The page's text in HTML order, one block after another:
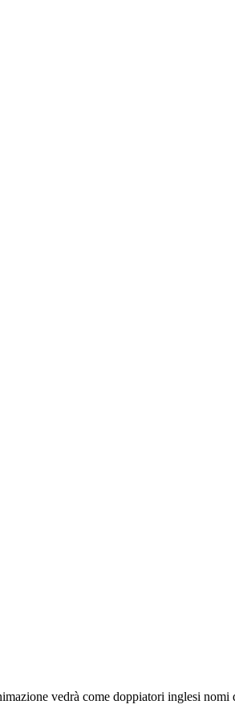
vedrà come doppiatori inglesi